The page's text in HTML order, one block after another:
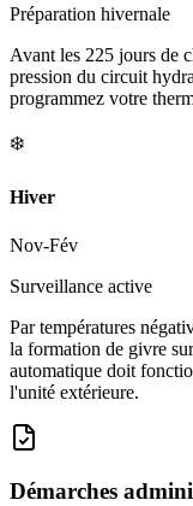
Préparation hivernale
Avant les 225 jours de
pression du circuit
programmez votre
❄️
Hiver
Nov-Fév
Surveillance active
Par températures
la formation de givre
automatique doit
l'unité extérieure.
Démarches